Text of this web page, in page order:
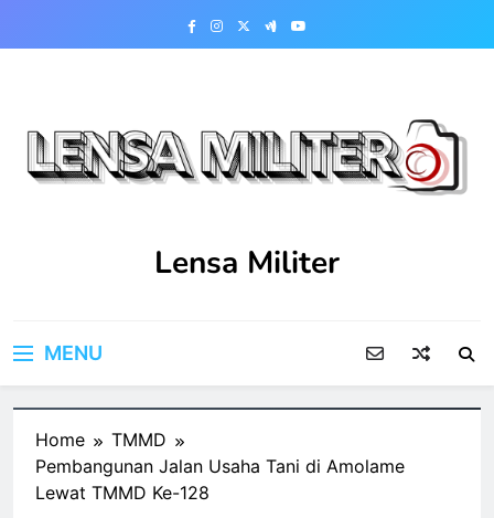
Lensa Militer
MENU
Home
TMMD
Pembangunan Jalan Usaha Tani di Amolame
Lewat TMMD Ke-128